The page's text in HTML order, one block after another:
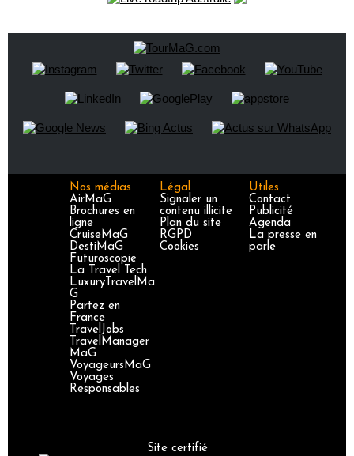
Nos médias
AirMaG
Brochures en
ligne
CruiseMaG
DestiMaG
Futuroscopie
La Travel Tech
LuxuryTravelMa
G
Partez en
France
TravelJobs
TravelManager
MaG
VoyageursMaG
Voyages
Responsables
Légal
Signaler un
contenu illicite
Plan du site
RGPD
Cookies
Utiles
Contact
Publicité
Agenda
La presse en
parle
Site certifié